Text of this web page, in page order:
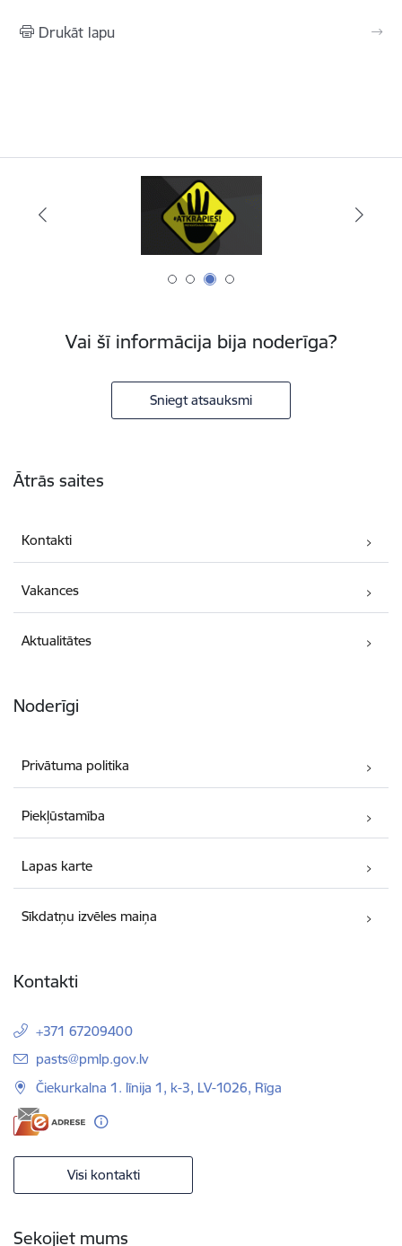
Drukāt lapu
Vai šī informācija bija noderīga?
Sniegt atsauksmi
Ātrās saites
Kontakti
Vakances
Aktualitātes
Noderīgi
Privātuma politika
Piekļūstamība
Lapas karte
Sīkdatņu izvēles maiņa
Kontakti
+371 67209400
E-pasts:
pasts@pmlp.gov.lv
Čiekurkalna 1. līnija 1, k-3, LV-1026, Rīga
Visi kontakti
Sekojiet mums